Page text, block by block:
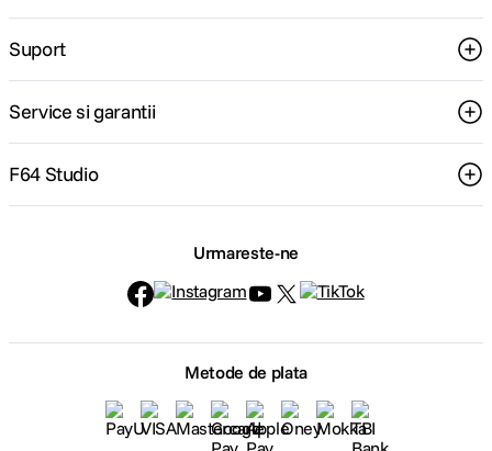
Suport
Service si garantii
F64 Studio
Urmareste-ne
Metode de plata